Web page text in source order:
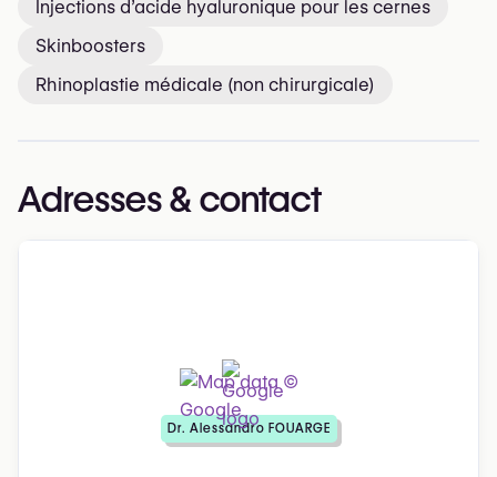
Injections d’acide hyaluronique pour les cernes
Skinboosters
Rhinoplastie médicale (non chirurgicale)
Adresses & contact
Dr. Alessandro FOUARGE